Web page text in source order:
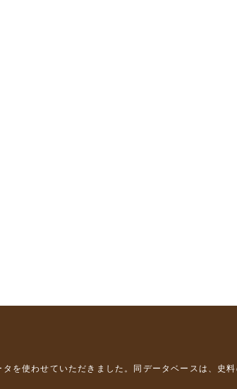
タを使わせていただきました。同データベースは、史